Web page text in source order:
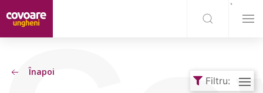
`
Înapoi
Filtru: